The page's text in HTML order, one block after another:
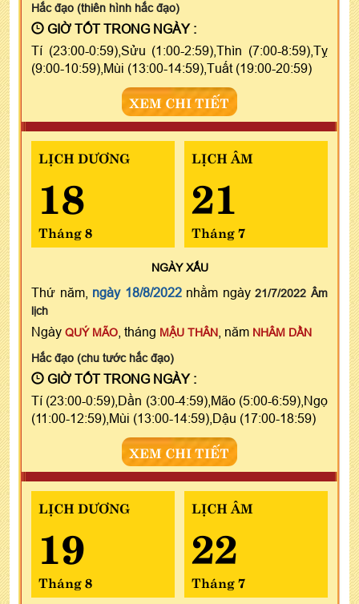
Hắc đạo (thiên hình hắc đạo)
GIỜ TỐT TRONG NGÀY :
Tí (23:00-0:59),Sửu (1:00-2:59),Thìn (7:00-8:59),Tỵ
(9:00-10:59),Mùi (13:00-14:59),Tuất (19:00-20:59)
XEM CHI TIẾT
LỊCH DƯƠNG
18
Tháng 8
LỊCH ÂM
21
Tháng 7
NGÀYXẤU
Thứ năm, ngày 18/8/2022nhằm ngày21/7/2022 Âm
lịch
Ngày QUÝ MÃO , tháng MẬU THÂN , năm NHÂM DẦN
Hắc đạo (chu tước hắc đạo)
GIỜ TỐT TRONG NGÀY :
Tí (23:00-0:59),Dần (3:00-4:59),Mão (5:00-6:59),Ngọ
(11:00-12:59),Mùi (13:00-14:59),Dậu (17:00-18:59)
XEM CHI TIẾT
LỊCH DƯƠNG
19
Tháng 8
LỊCH ÂM
22
Tháng 7